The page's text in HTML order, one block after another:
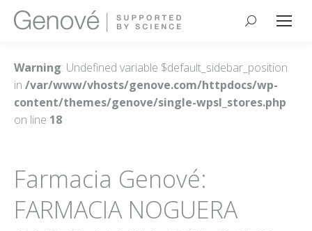
Buscar:
Warning: Undefined variable $default_sidebar_position
in /var/www/vhosts/genove.com/httpdocs/wp-
content/themes/genove/single-wpsl_stores.php
on line 18
Farmacia Genové:
FARMACIA NOGUERA